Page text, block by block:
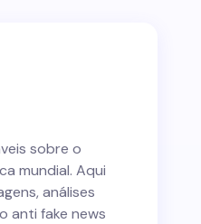
sobre o
mundial. Aqui
análises
anti fake news